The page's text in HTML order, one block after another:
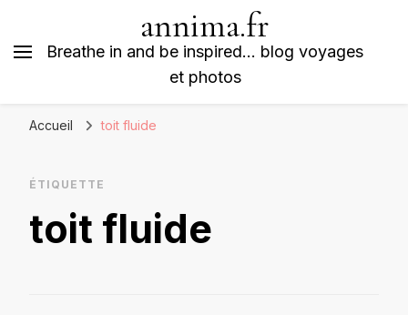
annima.fr
Breathe in and be inspired… blog voyages
et photos
Accueil toit fluide
ÉTIQUETTE
toit fluide